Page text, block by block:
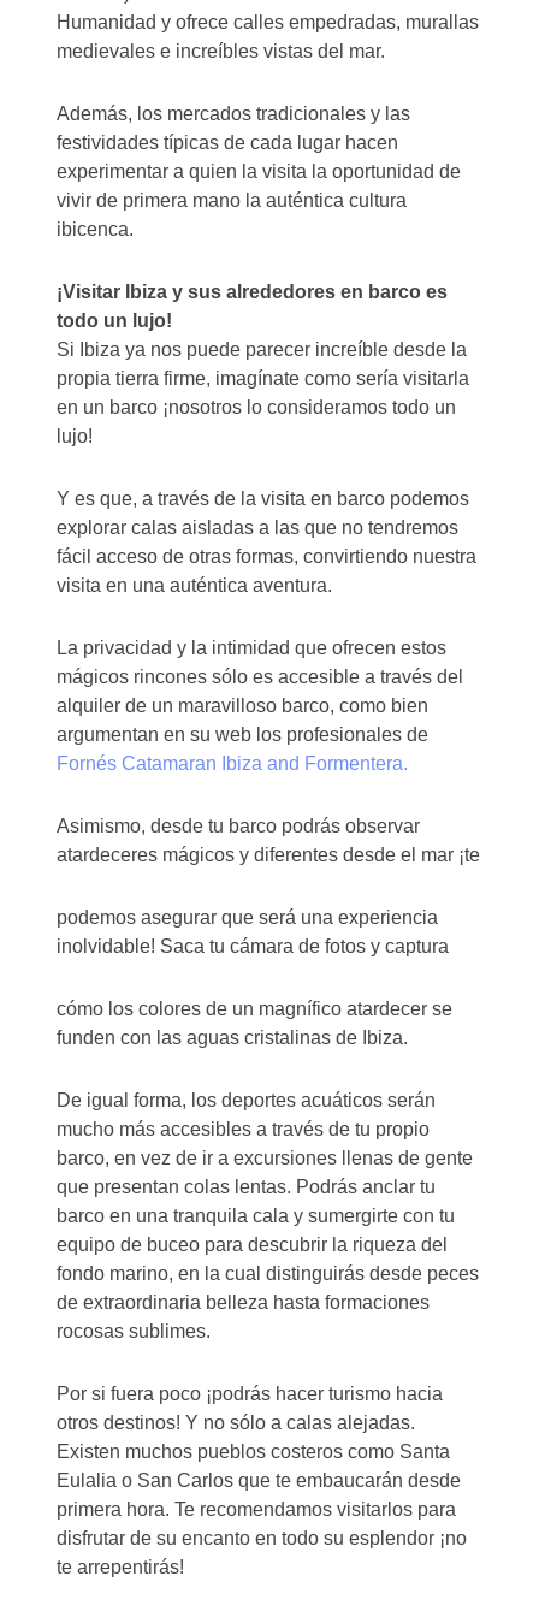
Humanidad y ofrece calles empedradas, murallas
medievales e increíbles vistas del mar.
Además, los mercados tradicionales y las
festividades típicas de cada lugar hacen
experimentar a quien la visita la oportunidad de
vivir de primera mano la auténtica cultura
ibicenca.
¡Visitar Ibiza y sus alrededores en barco es
todo un lujo!
Si Ibiza ya nos puede parecer increíble desde la
propia tierra firme, imagínate como sería visitarla
en un barco ¡nosotros lo consideramos todo un
lujo!
Y es que, a través de la visita en barco podemos
explorar calas aisladas a las que no tendremos
fácil acceso de otras formas, convirtiendo nuestra
visita en una auténtica aventura.
La privacidad y la intimidad que ofrecen estos
mágicos rincones sólo es accesible a través del
alquiler de un maravilloso barco, como bien
argumentan en su web los profesionales de
Fornés Catamaran Ibiza and Formentera.
Asimismo, desde tu barco podrás observar
atardeceres mágicos y diferentes desde el mar ¡te
podemos asegurar que será una experiencia
inolvidable! Saca tu cámara de fotos y captura
cómo los colores de un magnífico atardecer se
funden con las aguas cristalinas de Ibiza.
De igual forma, los deportes acuáticos serán
mucho más accesibles a través de tu propio
barco, en vez de ir a excursiones llenas de gente
que presentan colas lentas. Podrás anclar tu
barco en una tranquila cala y sumergirte con tu
equipo de buceo para descubrir la riqueza del
fondo marino, en la cual distinguirás desde peces
de extraordinaria belleza hasta formaciones
rocosas sublimes.
Por si fuera poco ¡podrás hacer turismo hacia
otros destinos! Y no sólo a calas alejadas.
Existen muchos pueblos costeros como Santa
Eulalia o San Carlos que te embaucarán desde
primera hora. Te recomendamos visitarlos para
disfrutar de su encanto en todo su esplendor ¡no
te arrepentirás!